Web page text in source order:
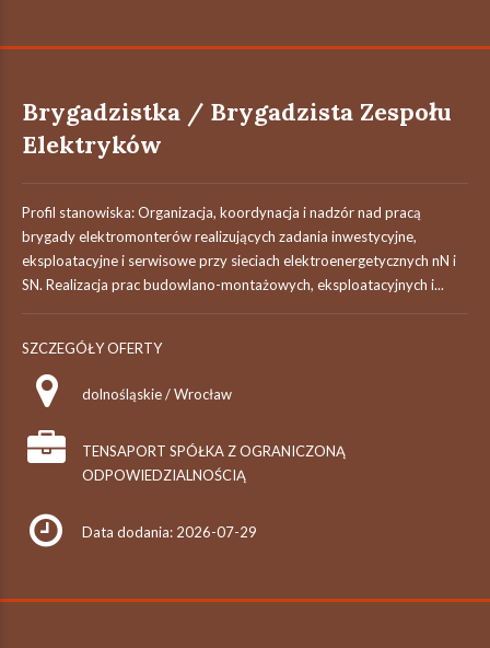
Brygadzistka / Brygadzista Zespołu
Elektryków
Profil stanowiska: Organizacja, koordynacja i nadzór nad pracą
brygady elektromonterów realizujących zadania inwestycyjne,
eksploatacyjne i serwisowe przy sieciach elektroenergetycznych nN i
SN. Realizacja prac budowlano-montażowych, eksploatacyjnych i...
SZCZEGÓŁY OFERTY
dolnośląskie / Wrocław
TENSAPORT SPÓŁKA Z OGRANICZONĄ
ODPOWIEDZIALNOŚCIĄ
Data dodania: 2026-07-29